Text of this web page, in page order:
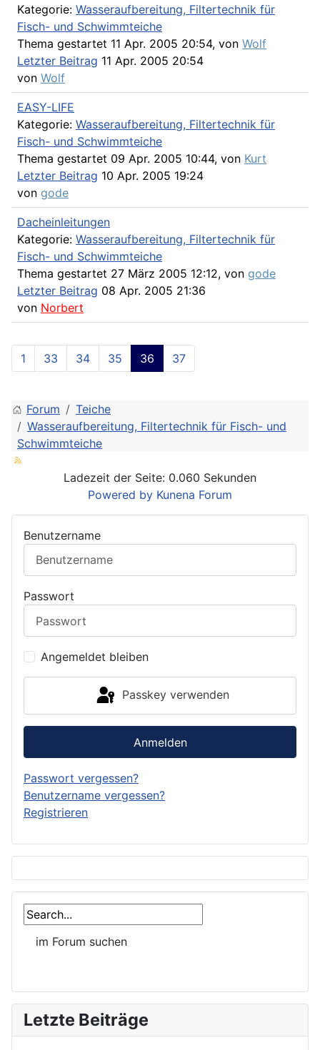
Kategorie: Wasseraufbereitung, Filtertechnik für
Fisch- und Schwimmteiche
Thema gestartet 11 Apr. 2005 20:54, von Wolf
Letzter Beitrag 11 Apr. 2005 20:54
von Wolf
EASY-LIFE
Kategorie: Wasseraufbereitung, Filtertechnik für
Fisch- und Schwimmteiche
Thema gestartet 09 Apr. 2005 10:44, von Kurt
Letzter Beitrag 10 Apr. 2005 19:24
von gode
Dacheinleitungen
Kategorie: Wasseraufbereitung, Filtertechnik für
Fisch- und Schwimmteiche
Thema gestartet 27 März 2005 12:12, von gode
Letzter Beitrag 08 Apr. 2005 21:36
von Norbert
1 33 34 35 36 37
Forum
Teiche
Wasseraufbereitung, Filtertechnik für Fisch- und
Schwimmteiche
Ladezeit der Seite: 0.060 Sekunden
Powered by Kunena Forum
Benutzername
Passwort
Angemeldet bleiben
Passkey verwenden
Anmelden
Passwort vergessen?
Benutzername vergessen?
Registrieren
Letzte Beiträge